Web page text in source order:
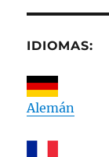
IDIOMAS:
Alemán